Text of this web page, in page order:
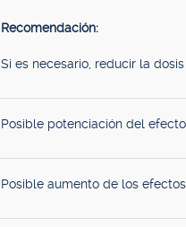
Recomendación:
Si es necesario, reducir la
Posible potenciación del
Posible aumento de los